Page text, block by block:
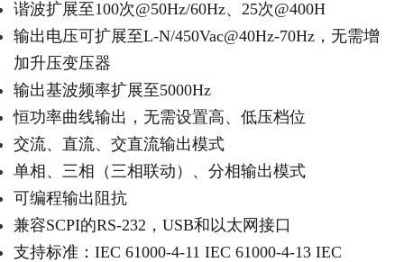
谐波扩展至100次@50Hz/60Hz、25次@400H
输出电压可扩展至L-N/450Vac@40Hz-70Hz，无需增
加升压变压器
输出基波频率扩展至5000Hz
恒功率曲线输出，无需设置高、低压档位
交流、直流、交直流输出模式
单相、三相（三相联动）、分相输出模式
可编程输出阻抗
兼容SCPI的RS-232，USB和以太网接口
支持标准：IEC 61000-4-11 IEC 61000-4-13 IEC